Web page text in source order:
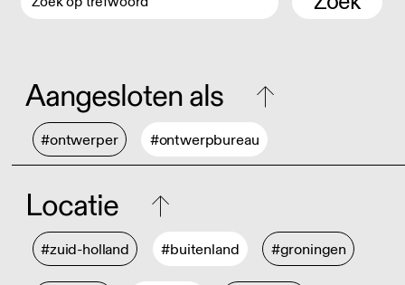
Aangesloten als
#ontwerper #ontwerpbureau
Locatie
#zuid-holland #buitenland #groningen